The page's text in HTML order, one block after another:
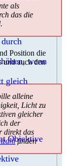
wenn
gleich
Objektive
als
das die
Position die
und auch den
alleine
Licht zu
gleicher
der
direkt das
finden